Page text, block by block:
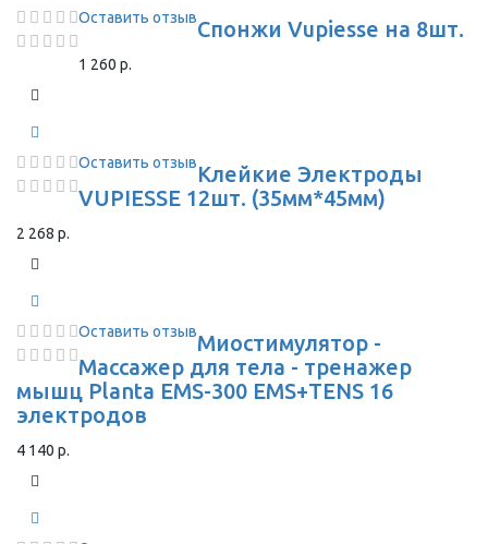
Оставить отзывСпонжи Vupiesse на 8шт.
1 260 р.
Оставить отзывКлейкие Электроды
VUPIESSE 12шт. (35мм*45мм)
2 268 р.
Оставить отзывМиостимулятор -
Массажер для тела - тренажер
мышц Planta EMS-300 EMS+TENS 16
электродов
4 140 р.